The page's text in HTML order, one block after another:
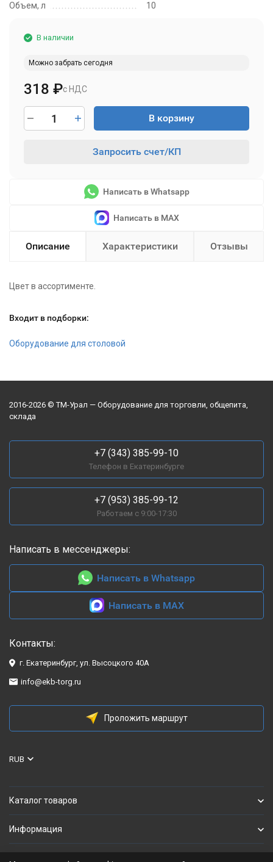
Объем, л
10
В наличии
Можно забрать сегодня
с НДС
318 ₽
В корзину
Запросить счет/КП
Написать в Whatsapp
Написать в MAX
Описание Характеристики Отзывы
Цвет в ассортименте.
Входит в подборки:
Оборудование для столовой
2016-2026 © ТМ-Урал — Оборудование для торговли, общепита,
склада
+7 (343) 385-99-10
Телефон в Екатеринбурге
+7 (953) 385-99-12
Работаем с 9:00-17:30
Написать в мессенджеры:
Написать в Whatsapp
Написать в MAX
Контакты:
г. Екатеринбург, ул. Высоцкого 40А
info@ekb-torg.ru
Проложить маршрут
RUB
Каталог товаров
Информация